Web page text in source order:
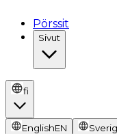
Pörssit
Sivut
fi
EnglishEN